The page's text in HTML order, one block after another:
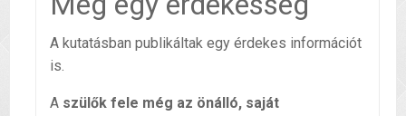
A kutatásban publikáltak egy érdekes információt
is.
A szülők fele még az önálló, saját